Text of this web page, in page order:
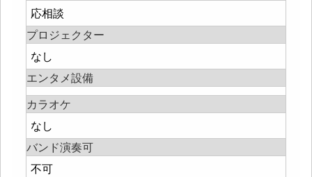
応相談
プロジェクター
なし
エンタメ設備
カラオケ
なし
バンド演奏可
不可